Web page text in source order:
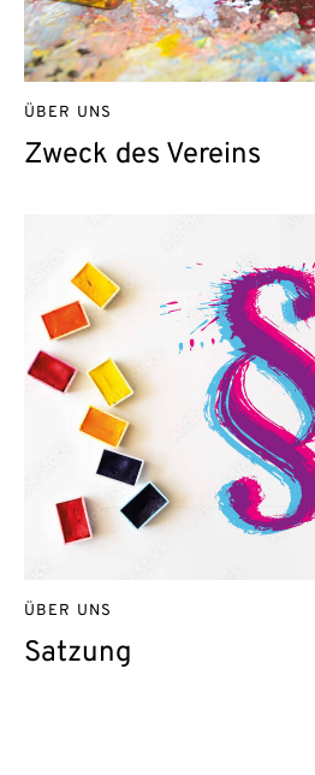
Zweck des Vereins
ÜBER UNS
Satzung
ÜBER UNS